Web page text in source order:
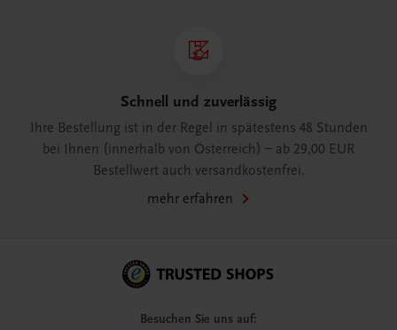
Schnell und zuverlässig
Ihre Bestellung ist in der Regel in spätestens 48 Stunden
bei Ihnen (innerhalb von Österreich) – ab 29,00 EUR
Bestellwert auch versandkostenfrei.
mehr erfahren
Besuchen Sie uns auf: